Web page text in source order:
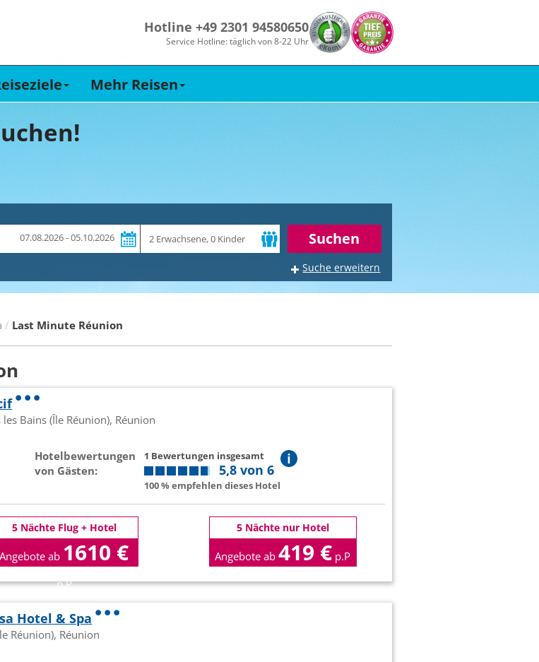
Hotline +49 2301 94580650
Service Hotline: täglich von 8-22 Uhr
Mehr Reisen
07.08.2026 - 05.10.2026 Suchen
Suche erweitern
Last Minute Réunion
les Bains (Île Réunion), Réunion
Hotelbewertungen
von Gästen:
1 Bewertungen insgesamt
5,8 von 6
100 % empfehlen dieses Hotel
5 Nächte Flug + Hotel
Angebote ab 1610 €
p.P
5 Nächte nur Hotel
Angebote ab419 € p.P
Hotel & Spa
Réunion), Réunion